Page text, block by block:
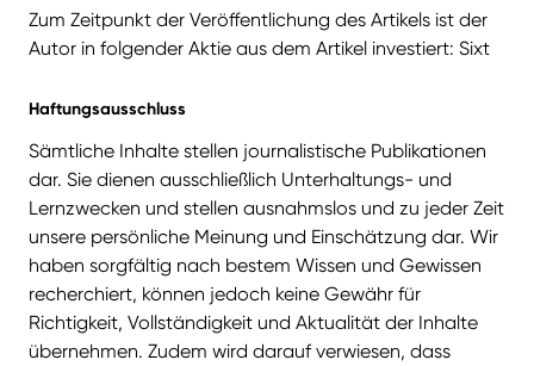
Zum Zeitpunkt der Veröffentlichung des Artikels ist der
Autor in folgender Aktie aus dem Artikel investiert: Sixt
Haftungsausschluss
Sämtliche Inhalte stellen journalistische Publikationen
dar. Sie dienen ausschließlich Unterhaltungs- und
Lernzwecken und stellen ausnahmslos und zu jeder Zeit
unsere persönliche Meinung und Einschätzung dar. Wir
haben sorgfältig nach bestem Wissen und Gewissen
recherchiert, können jedoch keine Gewähr für
Richtigkeit, Vollständigkeit und Aktualität der Inhalte
übernehmen. Zudem wird darauf verwiesen, dass